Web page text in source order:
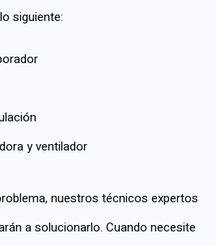
siguiente:
y ventilador
nuestros técnicos expertos
a solucionarlo. Cuando necesite